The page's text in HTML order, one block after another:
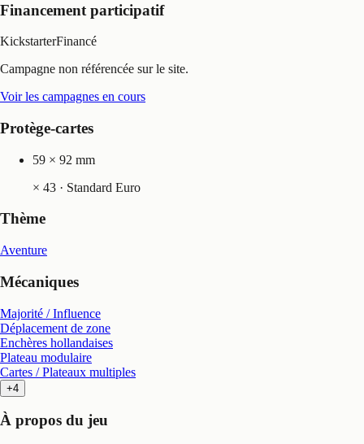
Financement participatif
KickstarterFinancé
Campagne non référencée sur le site.
Voir les campagnes en cours
Protège-cartes
59 × 92 mm
× 43 · Standard Euro
Thème
Aventure
Mécaniques
Majorité / Influence
Déplacement de zone
Enchères hollandaises
Plateau modulaire
Cartes / Plateaux multiples
+4
À propos du jeu